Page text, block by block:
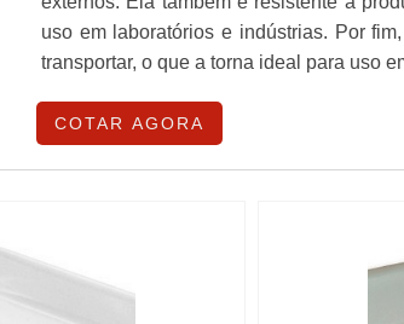
uso em laboratórios e indústrias. Por
transportar, o que a torna ideal para uso
COTAR AGORA